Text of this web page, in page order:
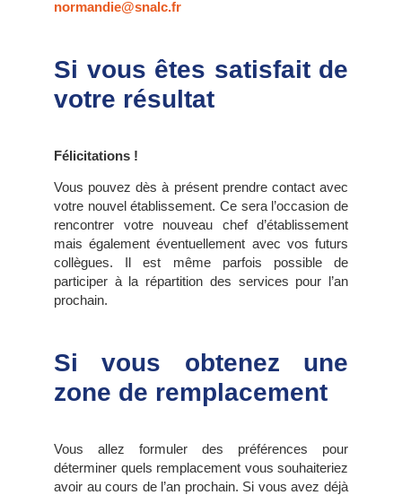
normandie@snalc.fr
Si vous êtes satisfait de
votre résultat
Félicitations !
Vous pouvez dès à présent prendre contact avec
votre nouvel établissement. Ce sera l’occasion de
rencontrer votre nouveau chef d’établissement
mais également éventuellement avec vos futurs
collègues. Il est même parfois possible de
participer à la répartition des services pour l’an
prochain.
Si vous obtenez une
zone de remplacement
Vous allez formuler des préférences pour
déterminer quels remplacement vous souhaiteriez
avoir au cours de l’an prochain. Si vous avez déjà